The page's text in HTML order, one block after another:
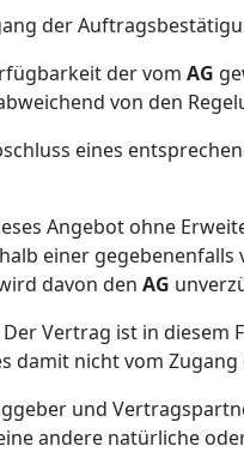
der
der vom AG
von den
eines
Angebot ohne
einer gegebenenfalls
davon den AG
Vertrag ist in
damit nicht vom
und
andere natürliche